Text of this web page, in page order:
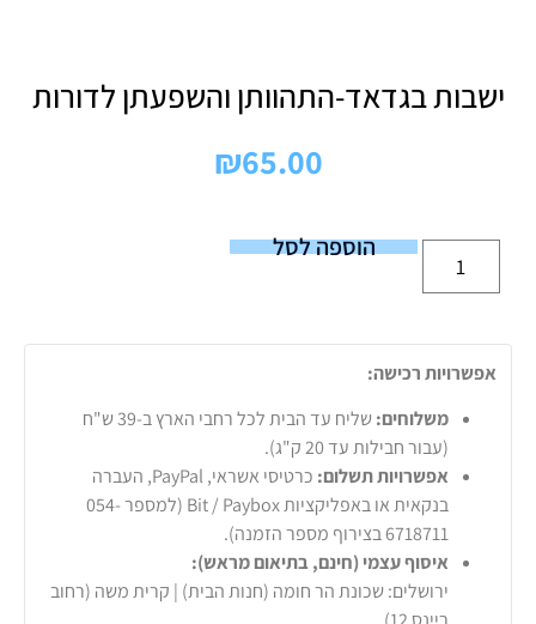
ישבות בגדאד-התהוותן והשפעתן לדורות
₪65.00
הוספה לסל
אפשרויות רכישה:
משלוחים:
שליח עד הבית לכל רחבי הארץ ב-39 ש"ח
(עבור חבילות עד 20 ק"ג).
אפשרויות תשלום:
כרטיסי אשראי, PayPal, העברה
בנקאית או באפליקציות Bit / Paybox (למספר 054-
6718711 בצירוף מספר הזמנה).
איסוף עצמי (חינם, בתיאום מראש):
ירושלים: שכונת הר חומה (חנות הבית) | קרית משה (רחוב